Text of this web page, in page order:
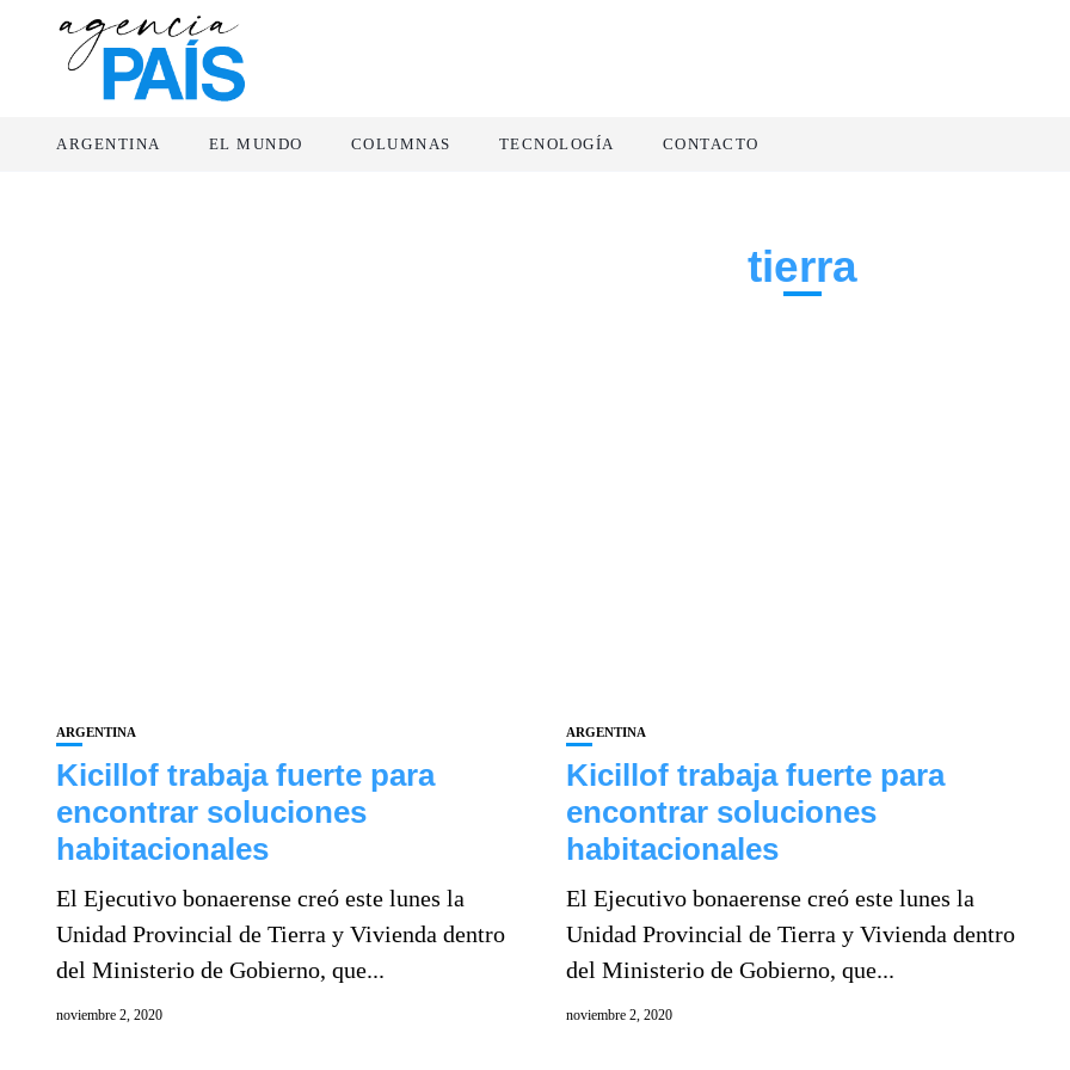
ARGENTINA EL MUNDO COLUMNAS TECNOLOGÍA CONTACTO
tierra
ARGENTINA
Kicillof trabaja fuerte para
encontrar soluciones
habitacionales
El Ejecutivo bonaerense creó este lunes la
Unidad Provincial de Tierra y Vivienda dentro
del Ministerio de Gobierno, que...
noviembre 2, 2020
ARGENTINA
Kicillof trabaja fuerte para
encontrar soluciones
habitacionales
El Ejecutivo bonaerense creó este lunes la
Unidad Provincial de Tierra y Vivienda dentro
del Ministerio de Gobierno, que...
noviembre 2, 2020